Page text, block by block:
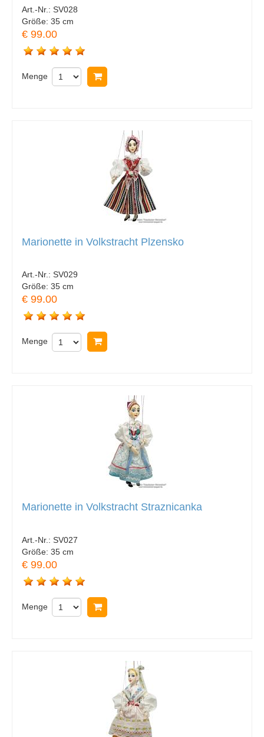
Art.-Nr.: SV028
Größe: 35 cm
€ 99.00
Menge
Marionette in Volkstracht Plzensko
Art.-Nr.: SV029
Größe: 35 cm
€ 99.00
Menge
Marionette in Volkstracht Straznicanka
Art.-Nr.: SV027
Größe: 35 cm
€ 99.00
Menge